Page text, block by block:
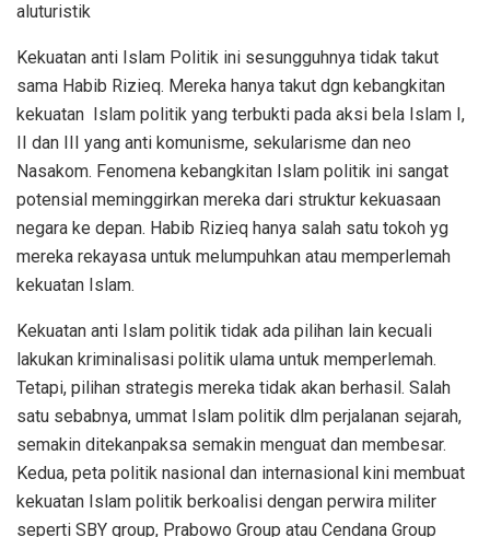
aluturistik
Kekuatan anti Islam Politik ini sesungguhnya tidak takut
sama Habib Rizieq. Mereka hanya takut dgn kebangkitan
kekuatan Islam politik yang terbukti pada aksi bela Islam I,
II dan III yang anti komunisme, sekularisme dan neo
Nasakom. Fenomena kebangkitan Islam politik ini sangat
potensial meminggirkan mereka dari struktur kekuasaan
negara ke depan. Habib Rizieq hanya salah satu tokoh yg
mereka rekayasa untuk melumpuhkan atau memperlemah
kekuatan Islam.
Kekuatan anti Islam politik tidak ada pilihan lain kecuali
lakukan kriminalisasi politik ulama untuk memperlemah.
Tetapi, pilihan strategis mereka tidak akan berhasil. Salah
satu sebabnya, ummat Islam politik dlm perjalanan sejarah,
semakin ditekanpaksa semakin menguat dan membesar.
Kedua, peta politik nasional dan internasional kini membuat
kekuatan Islam politik berkoalisi dengan perwira militer
seperti SBY group, Prabowo Group atau Cendana Group